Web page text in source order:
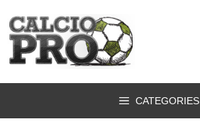
contenuto
CATEGORIES